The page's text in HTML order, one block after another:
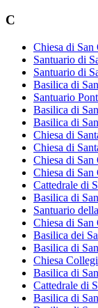
C
Chiesa di
Santuario di
Santuario di
Basilica di
Santuario
Basilica di
Basilica di
Chiesa di
Chiesa di
Chiesa di
Chiesa di
Cattedrale di
Basilica di
Santuario
Chiesa di
Basilica dei
Basilica di
Chiesa
Basilica di
Cattedrale di
Basilica di